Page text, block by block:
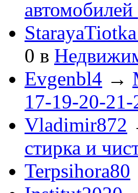
автомобилей
0 в
Evgenbl4 →
17-19-20-
Vladimir872
стирка и
Terpsihora80